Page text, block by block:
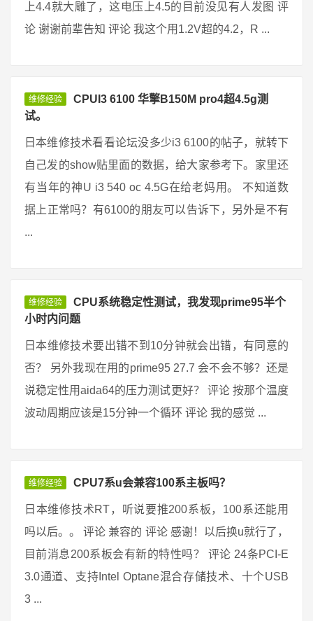
上4.4就大雕了，这电压上4.5的目前没见有人发图 评
论 谢谢前辈告知 评论 我这个用1.2V超的4.2，R ...
维修经验
CPUI3 6100 华擎B150M pro4超4.5g测
试。
日本维修技术看看论坛没多少i3 6100的帖子，就转下
自己发的show贴里面的数据，给大家参考下。家里还
有当年的神U i3 540 oc 4.5G在给老妈用。 不知道数
据上正常吗？有6100的朋友可以告诉下，另外是不有
...
维修经验
CPU系统稳定性测试，我发现prime95半个
小时内问题
日本维修技术要出错不到10分钟就会出错，有同意的
否？ 另外我现在用的prime95 27.7 会不会不够？还是
说稳定性用aida64的压力测试更好？ 评论 按那个温度
波动周期应该是15分钟一个循环 评论 我的感觉 ...
维修经验 CPU7系u会兼容100系主板吗？
日本维修技术RT，听说要推200系板，100系还能用
吗以后。。 评论 兼容的 评论 感谢！以后换u就行了，
目前消息200系板会有新的特性吗？ 评论 24条PCI-E
3.0通道、支持Intel Optane混合存储技术、十个USB
3 ...